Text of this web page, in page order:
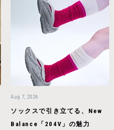
Aug 7, 2026
ソックスで引き立てる、New
Balance「204V」の魅力